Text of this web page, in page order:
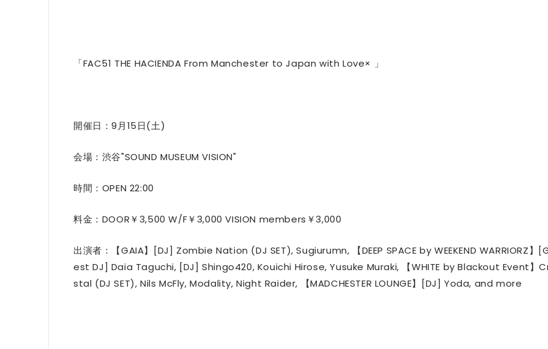
「FAC51 THE HACIENDA From Manchester to Japan with Love× 」
開催日：9月15日(土)
会場：渋谷"SOUND MUSEUM VISION"
時間：OPEN 22:00
料金：DOOR￥3,500 W/F￥3,000 VISION members￥3,000
出演者：【GAIA】[DJ] Zombie Nation (DJ SET), Sugiurumn, 【DEEP SPACE by WEEKEND WARRIORZ】
est DJ] Daia Taguchi, [DJ] Shingo420, Kouichi Hirose, Yusuke Muraki, 【WHITE by Blackout Event】
stal (DJ SET), Nils McFly, Modality, Night Raider, 【MADCHESTER LOUNGE】[DJ] Yoda, and more